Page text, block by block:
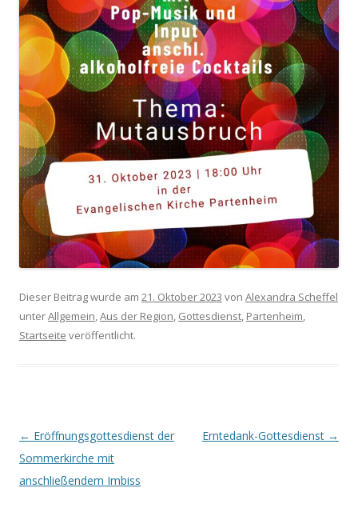
Dieser Beitrag wurde am 21. Oktober 2023 von Alexandra Scheffel
unterAllgemein,Aus der Region, Gottesdienst, Partenheim,
Startseite veröffentlicht.
Beitrags-
Navigation
← Eröffnungsgottesdienst der
Sommerkirche mit
anschließendem Imbiss
Erntedank-Gottesdienst →